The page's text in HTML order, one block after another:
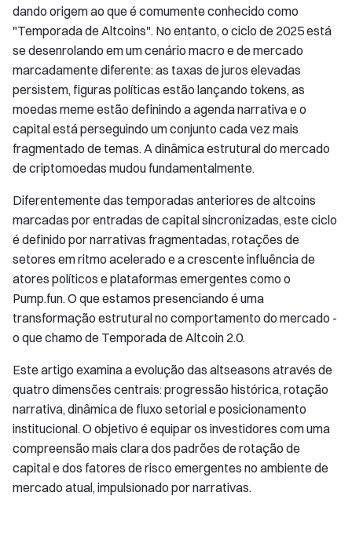
dando origem ao que é comumente conhecido como
"Temporada de Altcoins". No entanto, o ciclo de 2025 está
se desenrolando em um cenário macro e de mercado
marcadamente diferente: as taxas de juros elevadas
persistem, figuras políticas estão lançando tokens, as
moedas meme estão definindo a agenda narrativa e o
capital está perseguindo um conjunto cada vez mais
fragmentado de temas. A dinâmica estrutural do mercado
de criptomoedas mudou fundamentalmente.
Diferentemente das temporadas anteriores de altcoins
marcadas por entradas de capital sincronizadas, este ciclo
é definido por narrativas fragmentadas, rotações de
setores em ritmo acelerado e a crescente influência de
atores políticos e plataformas emergentes como o
Pump.fun. O que estamos presenciando é uma
transformação estrutural no comportamento do mercado -
o que chamo de Temporada de Altcoin 2.0.
Este artigo examina a evolução das altseasons através de
quatro dimensões centrais: progressão histórica, rotação
narrativa, dinâmica de fluxo setorial e posicionamento
institucional. O objetivo é equipar os investidores com uma
compreensão mais clara dos padrões de rotação de
capital e dos fatores de risco emergentes no ambiente de
mercado atual, impulsionado por narrativas.